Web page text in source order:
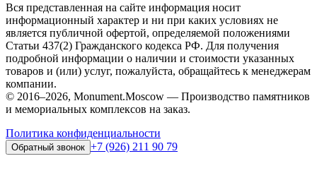
Вся представленная на сайте информация носит
информационный характер и ни при каких условиях не
является публичной офертой, определяемой положениями
Статьи 437(2) Гражданского кодекса РФ. Для получения
подробной информации о наличии и стоимости указанных
товаров и (или) услуг, пожалуйста, обращайтесь к менеджерам
компании.
© 2016–2026, Monument.Moscow — Производство памятников
и мемориальных комплексов на заказ.
Политика конфиденциальности
Обратный звонок +7 (926) 211 90 79